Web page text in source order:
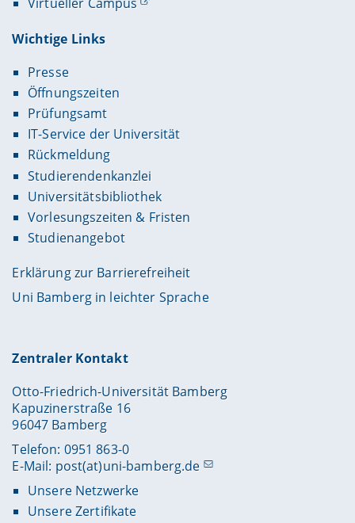
Wichtige Links
Presse
Öffnungszeiten
Prüfungsamt
IT-Service der Universität
Rückmeldung
Studierendenkanzlei
Universitätsbibliothek
Vorlesungszeiten & Fristen
Studienangebot
Erklärung zur Barrierefreiheit
Uni Bamberg in leichter Sprache
Zentraler Kontakt
Otto-Friedrich-Universität Bamberg
Kapuzinerstraße 16
96047 Bamberg
Telefon: 0951 863-0
E-Mail: post(at)uni-bamberg.de
Unsere Netzwerke
Unsere Zertifikate